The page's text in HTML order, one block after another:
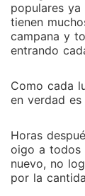
populares
tienen
campana y
entrando
Como cada
en verdad
Horas
oigo a todos
nuevo, no
por la